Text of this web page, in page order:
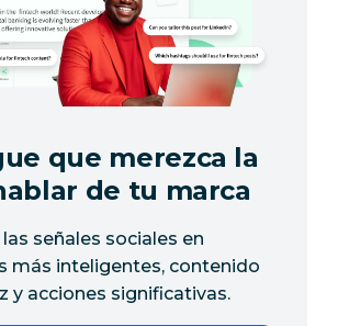
que merezca la
de tu marca
señales sociales en
más inteligentes, contenido
y acciones significativas.